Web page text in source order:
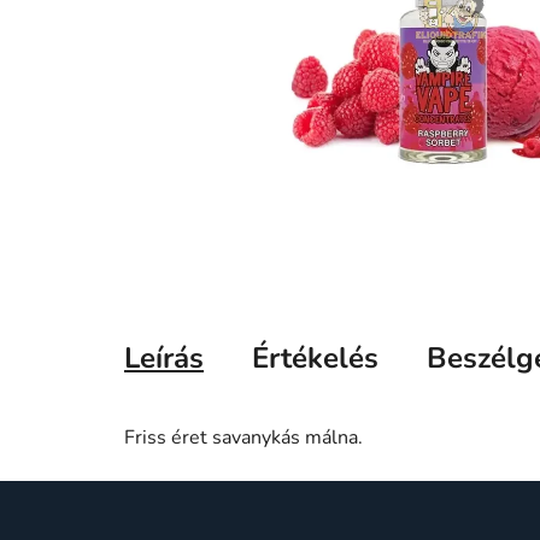
Leírás Értékelés
Friss éret savanykás málna.